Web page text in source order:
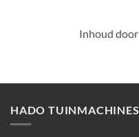
Inhoud door
HADO TUINMACHINES